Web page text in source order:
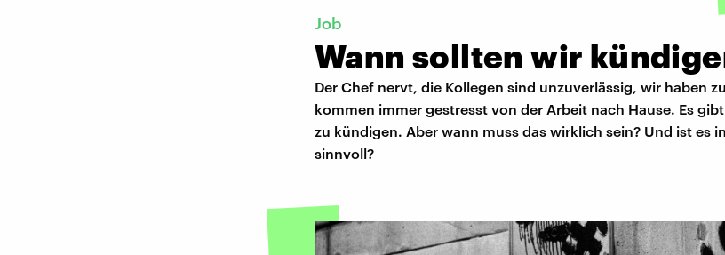
Job
Wann sollten wir
Der Chef nervt, die Kollegen sind unzuverlässig, wir haben
kommen immer gestresst von der Arbeit nach Hause. Es
zu kündigen. Aber wann muss das wirklich sein? Und ist es
sinnvoll?